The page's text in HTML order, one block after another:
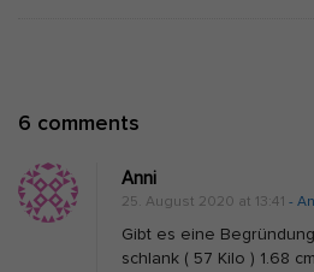
6 comments
S
n
Anni
25. August 2020 at 13:41 -
Gibt es eine
schlank ( 57 Kilo ) 1.68